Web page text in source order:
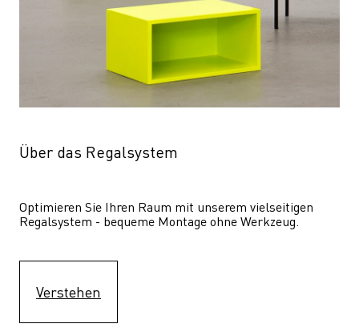
Über das Regalsystem
Optimieren Sie Ihren Raum mit unserem vielseitigen
Regalsystem - bequeme Montage ohne Werkzeug.
Verstehen